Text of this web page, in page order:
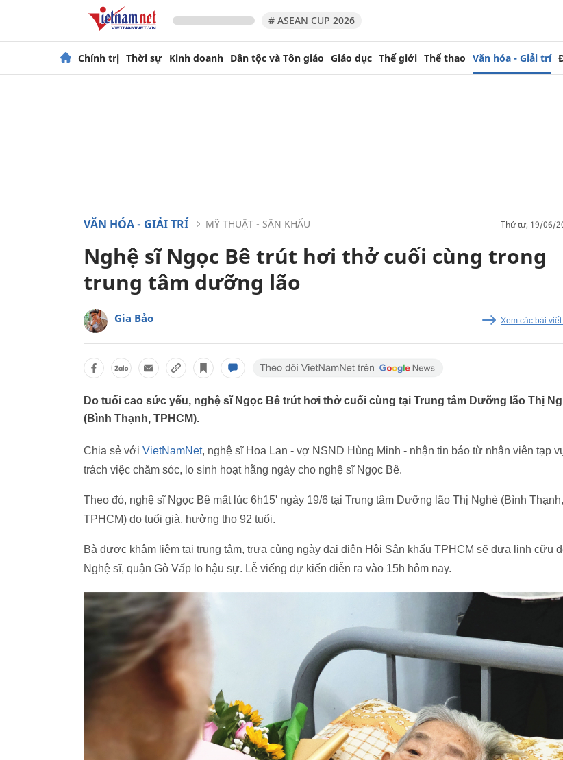
# ASEAN CUP 2026
Chính trị Thời sự Kinh doanh Dân tộc và Tôn giáo Giáo dục Thế giới Thể thao Văn hóa - Giải trí
VĂN HÓA - GIẢI TRÍ MỸ THUẬT - SÂN KHẤU thứ tư, 19/06/
Nghệ sĩ Ngọc Bê trút hơi thở cuối cùng trong
trung tâm dưỡng lão
Gia Bảo Xem các bài
Do tuổi cao sức yếu, nghệ sĩ Ngọc Bê trút hơi thở cuối cùng tại Trung tâm Dưỡng lão Thị
(Bình Thạnh, TPHCM).
Chia sẻ với VietNamNet, nghệ sĩ Hoa Lan - vợ NSND Hùng Minh - nhận tin báo từ nhân viên tạp
trách việc chăm sóc, lo sinh hoạt hằng ngày cho nghệ sĩ Ngọc Bê.
Theo đó, nghệ sĩ Ngọc Bê mất lúc 6h15' ngày 19/6 tại Trung tâm Dưỡng lão Thị Nghè (Bình Thạnh,
TPHCM) do tuổi già, hưởng thọ 92 tuổi.
Bà được khâm liệm tại trung tâm, trưa cùng ngày đại diện Hội Sân khấu TPHCM sẽ đưa linh cữu
Nghệ sĩ, quận Gò Vấp lo hậu sự. Lễ viếng dự kiến diễn ra vào 15h hôm nay.